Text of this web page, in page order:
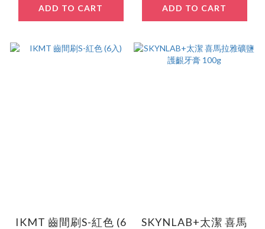
ADD TO CART ADD TO CART
IKMT 齒間刷S-紅色 (6
SKYNLAB+太潔 喜馬